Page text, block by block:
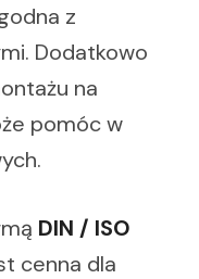
z
Dodatkowo
na
pomóc w
DIN / ISO
cenna dla